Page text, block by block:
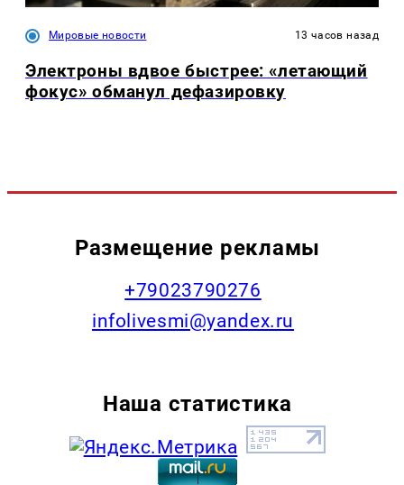
Мировые новости 13 часов назад
Электроны вдвое быстрее: «летающий
фокус» обманул дефазировку
Размещение рекламы
+79023790276
infolivesmi@yandex.ru
Наша статистика